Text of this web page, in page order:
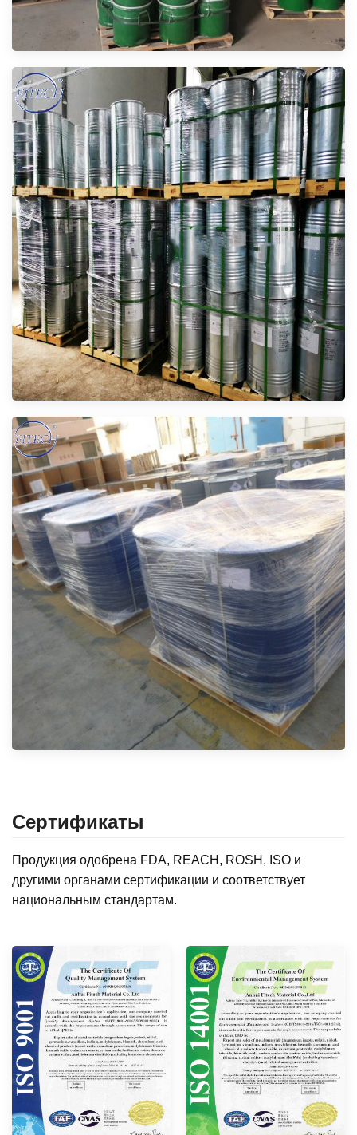
Сертификаты
Продукция одобрена FDA, REACH, ROSH, ISO и
другими органами сертификации и соответствует
национальным стандартам.